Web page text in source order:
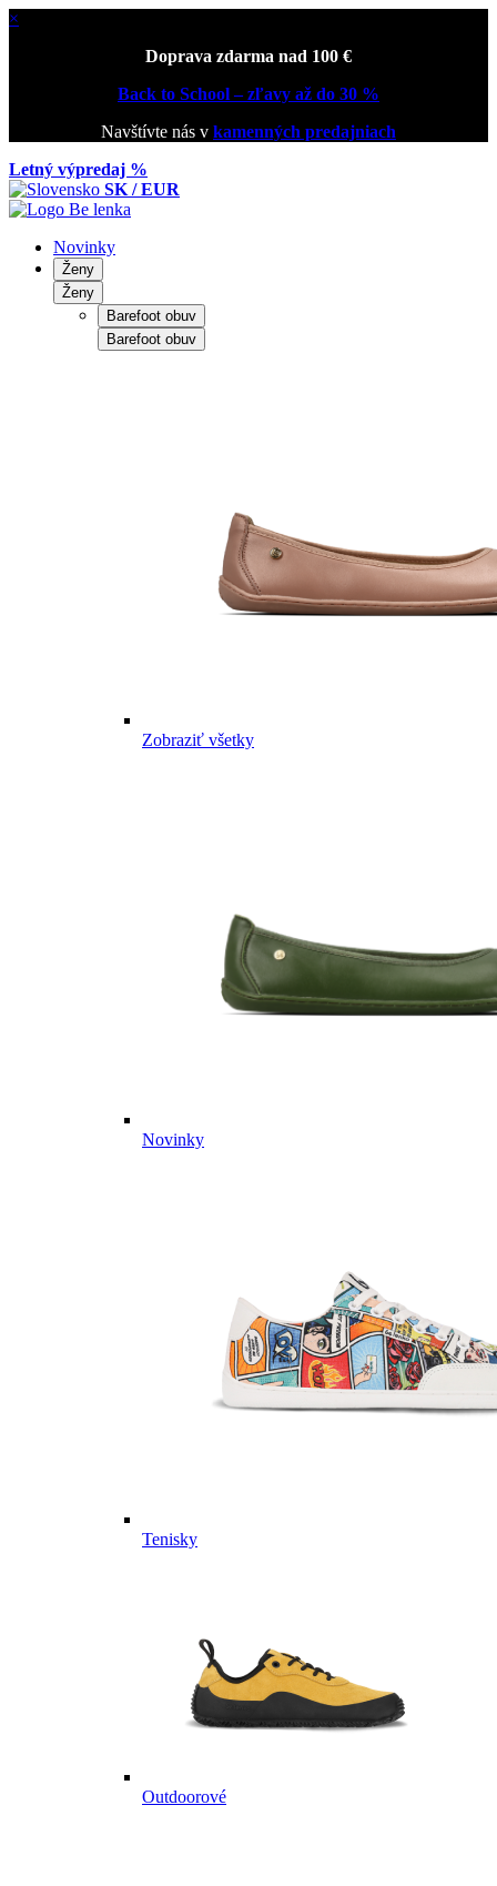
×
Doprava zdarma nad 100 €
Back to School – zľavy až do 30 %
Navštívte nás v kamenných predajniach
Letný výpredaj %
SK / EUR
Novinky
Ženy
Ženy
Barefoot obuv
Barefoot obuv
Zobraziť všetky
Novinky
Tenisky
Outdoorové